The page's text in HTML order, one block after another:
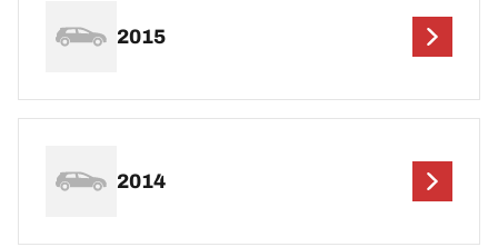
2015
2014